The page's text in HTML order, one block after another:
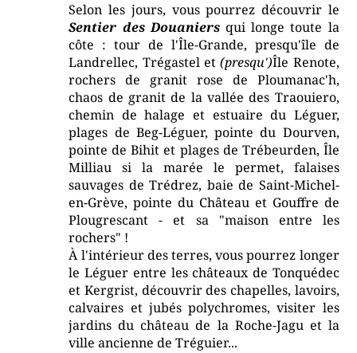
Selon les jours, vous pourrez découvrir le
Sentier des Douaniersqui longe toute la
côte : tour de l'Île-Grande, presqu'île de
Landrellec, Trégastel et(presqu')Île Renote,
rochers de granit rose de Ploumanac'h,
chaos de granit de la vallée des Traouiero,
chemin de halage et estuaire du Léguer,
plages de Beg-Léguer, pointe du Dourven,
pointe de Bihit et plages de Trébeurden, Île
Milliau si la marée le permet, falaises
sauvages de Trédrez, baie de Saint-Michel-
en-Grève, pointe du Château et Gouffre de
Plougrescant - et sa "maison entre les
rochers" !
À l'intérieur des terres, vous pourrez longer
le Léguer entre les châteaux de Tonquédec
et Kergrist, découvrir des chapelles, lavoirs,
calvaires et jubés polychromes, visiter les
jardins du château de la Roche-Jagu et la
ville ancienne de Tréguier...